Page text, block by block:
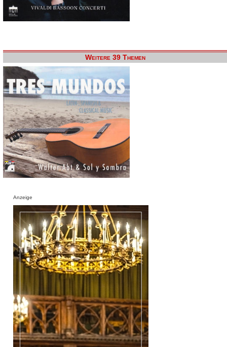
Weitere 39 Themen
Anzeige